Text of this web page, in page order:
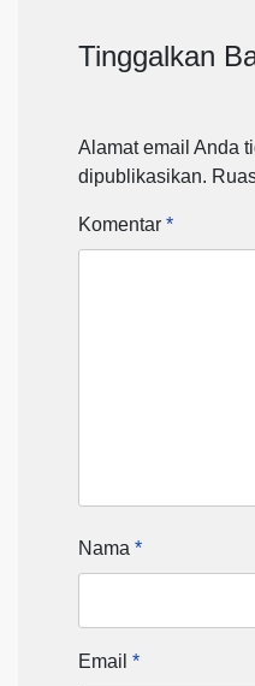
Tinggalkan
Alamat email Anda
dipublikasikan.
Komentar *
Nama *
Email *